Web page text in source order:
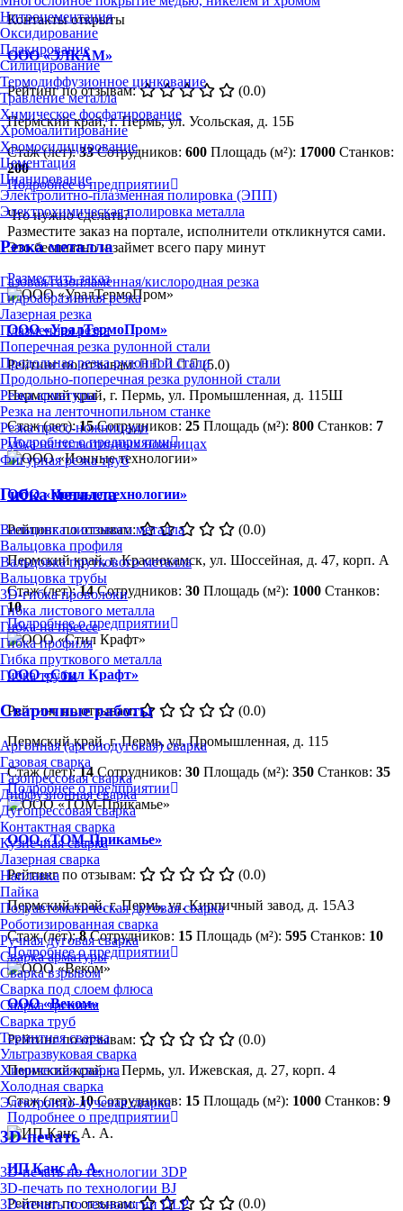
Нитроцементация
Оксидирование
Плакирование
Силицирование
Термодиффузионное цинкование
Травление металла
Химическое фосфатирование
Хромоалитирование
Хромосилицирование
Цементация
Цианирование
Электролитно-плазменная полировка (ЭПП)
Электрохимическая полировка металла
Резка металла
Газовая/газопламенная/кислородная резка
Гидроабразивная резка
Лазерная резка
Плазменная резка
Поперечная резка рулонной стали
Продольная резка рулонной стали
Продольно-поперечная резка рулонной стали
Резка арматуры
Резка на ленточнопильном станке
Резка пресс-ножницами
Рубка на гильотинных ножницах
Фигурная резка труб
Гибка металла
Вальцовка листового металла
Вальцовка профиля
Вальцовка пруткового металла
Вальцовка трубы
3D-гибка проволоки
Гибка листового металла
Гибка на прессе
Гибка профиля
Гибка пруткового металла
Гибка трубы
Сварочные работы
Аргонная (аргонодуговая) сварка
Газовая сварка
Газопрессовая сварка
Диффузионная сварка
Дугопрессовая сварка
Контактная сварка
Кузнечная сварка
Лазерная сварка
Наплавка
Пайка
Полуавтоматическая дуговая сварка
Роботизированная сварка
Ручная дуговая сварка
Сварка арматуры
Сварка взрывом
Сварка под слоем флюса
Сварка трением
Сварка труб
Термитная сварка
Ультразвуковая сварка
Химическая сварка
Холодная сварка
Электронно-лучевая сварка
3D-печать
3D-печать по технологии 3DP
3D-печать по технологии BJ
3D-печать по технологии DLP
Контакты открыты
ООО «ЭЛКАМ»
Рейтинг по отзывам:
(0.0)
Пермский край, г. Пермь, ул. Усольская, д. 15Б
Стаж (лет):33 Сотрудников: 600 Площадь (м²): 17000 Станков:
200
Подробнее о предприятии
Что нужно сделать?
Разместите заказ на портале, исполнители откликнутся сами.
Это бесплатно и займет всего пару минут
Разместить заказ
ООО «УралТермоПром»
Рейтинг по отзывам:
(5.0)
Пермский край, г. Пермь, ул. Промышленная, д. 115Ш
Стаж (лет):15 Сотрудников: 25 Площадь (м²): 800 Станков: 7
Подробнее о предприятии
ООО «Ионные технологии»
Рейтинг по отзывам:
(0.0)
Пермский край, г. Краснокамск, ул. Шоссейная, д. 47, корп. А
Стаж (лет):14 Сотрудников: 30 Площадь (м²): 1000 Станков:
10
Подробнее о предприятии
ООО «Стил Крафт»
Рейтинг по отзывам:
(0.0)
Пермский край, г. Пермь, ул. Промышленная, д. 115
Стаж (лет):14 Сотрудников: 30 Площадь (м²): 350 Станков: 35
Подробнее о предприятии
ООО «ТОМ-Прикамье»
Рейтинг по отзывам:
(0.0)
Пермский край, г. Пермь, ул. Кирпичный завод, д. 15АЗ
Стаж (лет):8 Сотрудников: 15 Площадь (м²): 595 Станков: 10
Подробнее о предприятии
ООО «Веком»
Рейтинг по отзывам:
(0.0)
Пермский край. г. Пермь, ул. Ижевская, д. 27, корп. 4
Стаж (лет):10 Сотрудников: 15 Площадь (м²): 1000 Станков: 9
Подробнее о предприятии
ИП Канс А. А.
Рейтинг по отзывам: (0.0)